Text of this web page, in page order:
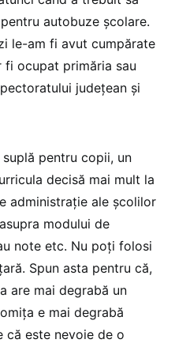
autobuze școlare.
le-am fi avut cumpărate
fi ocupat primăria sau
județean și
pentru copii, un
decisă mai mult la
administrație ale școlilor
modului de
note etc. Nu poți folosi
Spun asta pentru că,
are mai degrabă un
e mai degrabă
că este nevoie de o